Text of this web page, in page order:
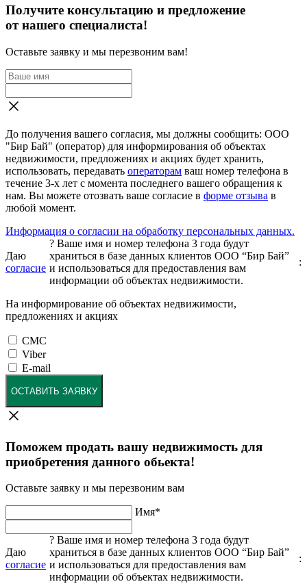
Получите консультацию и предложение
от нашего специалиста!
Оставьте заявку и мы перезвоним вам!
До получения вашего согласия, мы должны сообщить: ООО
"Бир Бай" (оператор) для информирования об объектах
недвижимости, предложениях и акциях будет хранить,
использовать, передавать операторам ваш номер телефона в
течение 3-х лет с момента последнего вашего обращения к
нам. Вы можете отозвать ваше согласие в форме отзыва в
любой момент.
Информация о согласии на обработку персональных данных.
Даю
согласие
? Ваше имя и номер телефона 3 года будут
храниться в базе данных клиентов ООО “Бир Бай”
и использоваться для предоставления вам
информации об объектах недвижимости.
:
На информирование об объектах недвижимости,
предложениях и акциях
СМС
Viber
E-mail
ОСТАВИТЬ ЗАЯВКУ
Поможем продать вашу недвижимость для
приобретения данного обьекта!
Оставьте заявку и мы перезвоним вам
Имя*
Даю
согласие
? Ваше имя и номер телефона 3 года будут
храниться в базе данных клиентов ООО “Бир Бай”
и использоваться для предоставления вам
информации об объектах недвижимости.
: